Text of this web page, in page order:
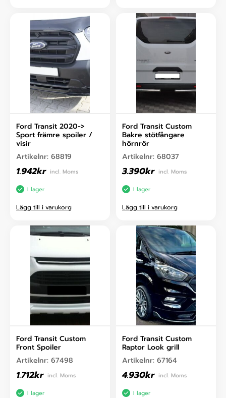
Ford Transit 2020->
Sport främre spoiler /
visir
Artikelnr: 68819
1.942kr incl. Moms
I lager
Lägg till i varukorg
Ford Transit Custom
Bakre stötfångare
hörnrör
Artikelnr: 68037
3.390kr incl. Moms
I lager
Lägg till i varukorg
Ford Transit Custom
Front Spoiler
Artikelnr: 67498
1.712kr incl. Moms
I lager
Ford Transit Custom
Raptor Look grill
Artikelnr: 67164
4.930kr incl. Moms
I lager